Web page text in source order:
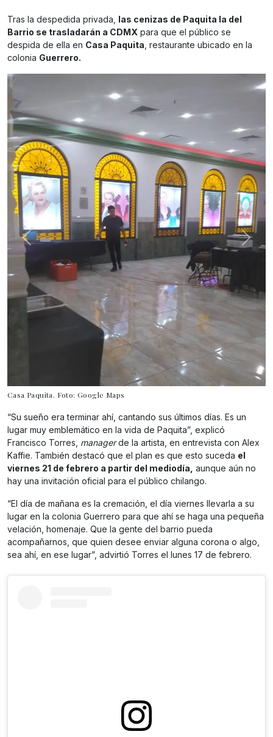
Tras la despedida privada, las cenizas de Paquita la del
Barrio se trasladarán a CDMX para que el público se
despida de ella en Casa Paquita, restaurante ubicado en la
colonia Guerrero.
Casa Paquita. Foto: Google Maps
“Su sueño era terminar ahí, cantando sus últimos días. Es un
lugar muy emblemático en la vida de Paquita”, explicó
Francisco Torres, managerde la artista, en entrevista con Alex
Kaffie. También destacó que el plan es que esto suceda el
viernes 21 de febrero a partir del mediodía, aunque aún no
hay una invitación oficial para el público chilango.
“El día de mañana es la cremación, el día viernes llevarla a su
lugar en la colonia Guerrero para que ahí se haga una pequeña
velación, homenaje. Que la gente del barrio pueda
acompañarnos, que quien desee enviar alguna corona o algo,
sea ahí, en ese lugar”, advirtió Torres el lunes 17 de febrero.